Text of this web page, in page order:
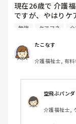
現在26歳で 介護
ですが、やはりケ
費用も時間もか
がつかず
皆さんは どうです
勉強 ケアマネ
たこなす
介護福祉士, 有
空飛ぶパンダ
介護福祉士,